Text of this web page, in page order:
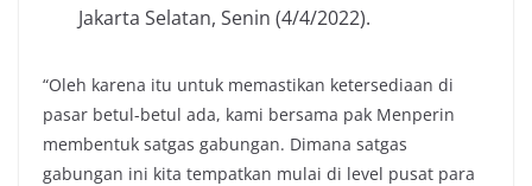
Jakarta Selatan, Senin (4/4/2022).
“Oleh karena itu untuk memastikan ketersediaan di
pasar betul-betul ada, kami bersama pak Menperin
membentuk satgas gabungan. Dimana satgas
gabungan ini kita tempatkan mulai di level pusat para